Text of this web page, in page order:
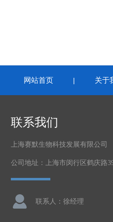
网站首页 | 关于
联系我们
上海赛默生物科技发展有限公司
公司地址：上海市闵行区鹤庆路
联系人：徐经理